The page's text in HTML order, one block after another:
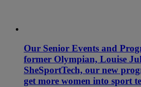
Our Senior Events and
former Olympian, Louise
SheSportTech, our new
get more women into sport